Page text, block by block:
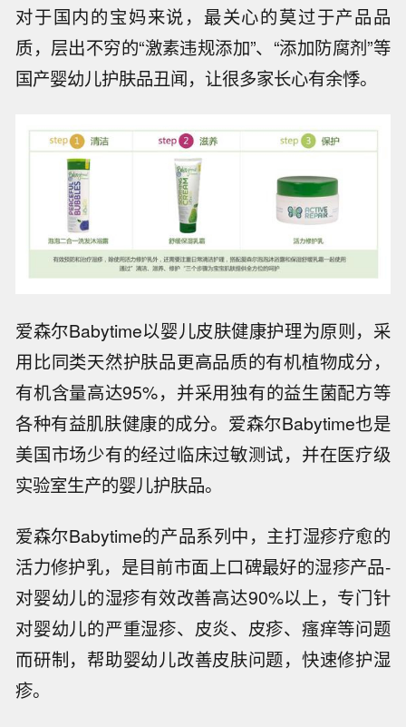
对于国内的宝妈来说，最关心的莫过于产品品
质，层出不穷的“激素违规添加”、“添加防腐剂”等
国产婴幼儿护肤品丑闻，让很多家长心有余悸。
爱森尔Babytime以婴儿皮肤健康护理为原则，采
用比同类天然护肤品更高品质的有机植物成分，
有机含量高达95%，并采用独有的益生菌配方等
各种有益肌肤健康的成分。爱森尔Babytime也是
美国市场少有的经过临床过敏测试，并在医疗级
实验室生产的婴儿护肤品。
爱森尔Babytime的产品系列中，主打湿疹疗愈的
活力修护乳，是目前市面上口碑最好的湿疹产品-
对婴幼儿的湿疹有效改善高达90%以上，专门针
对婴幼儿的严重湿疹、皮炎、皮疹、瘙痒等问题
而研制，帮助婴幼儿改善皮肤问题，快速修护湿
疹。